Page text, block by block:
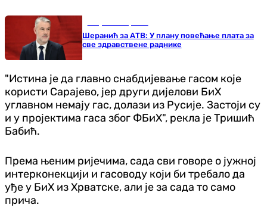
Шеранић за АТВ: У плану повећање плата за
све здравствене раднике
"Истина је да главно снабдијевање гасом које
користи Сарајево, јер други дијелови БиХ
углавном немају гас, долази из Русије. Застоји су
и у пројектима гаса због ФБиХ", рекла је Тришић
Бабић.
Према њеним ријечима, сада сви говоре о јужној
интерконекцији и гасоводу који би требало да
уђе у БиХ из Хрватске, али је за сада то само
прича.